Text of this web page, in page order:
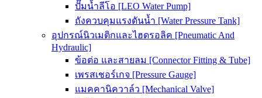
ปั๊มน้ำลีโอ [LEO Water Pump]
ถังควบคุมแรงดันน้ำ [Water Pressure Tank]
อุปกรณ์นิวเมติกและไฮดรอลิค [Pneumatic And
Hydraulic]
ข้อต่อ และสายลม [Connector Fitting & Tube]
เพรสเชอร์เกจ [Pressure Gauge]
แมคคานิควาล์ว [Mechanical Valve]